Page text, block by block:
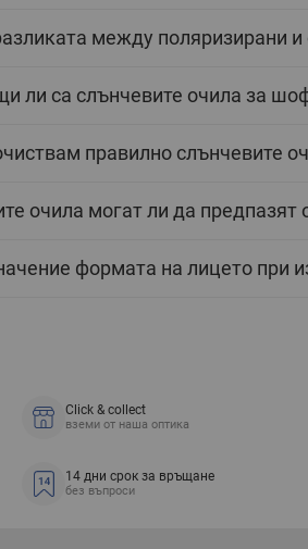
между поляризирани и
ли са слънчевите очила за
правилно слънчевите
очила могат ли да предпазят
формата на лицето при
Click & collect
вземи от наша оптика
14 дни срок за връщане
без въпроси